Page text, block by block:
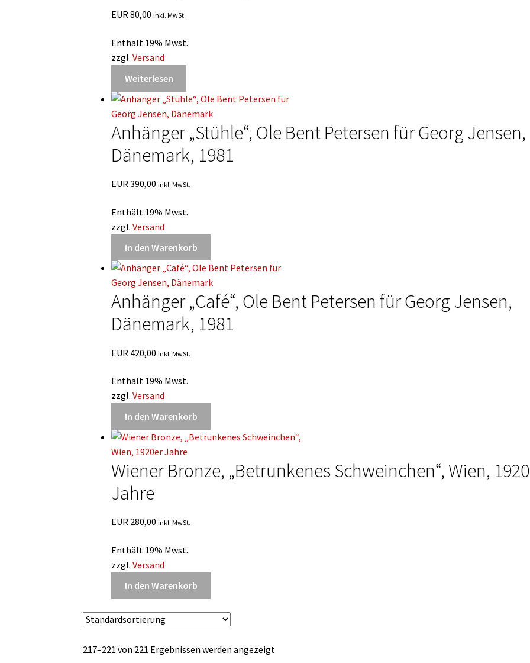
EUR80,00 inkl. MwSt.
Enthält 19% Mwst.
zzgl.Versand
Weiterlesen
Anhänger „Stühle“, Ole Bent Petersen für Georg Jensen,
Dänemark, 1981
EUR390,00 inkl. MwSt.
Enthält 19% Mwst.
zzgl.Versand
In den Warenkorb
Anhänger „Café“, Ole Bent Petersen für Georg Jensen,
Dänemark, 1981
EUR 420,00 inkl. MwSt.
Enthält 19% Mwst.
zzgl.Versand
In den Warenkorb
Wiener Bronze, „Betrunkenes Schweinchen“, Wien,
Jahre
EUR 280,00 inkl. MwSt.
Enthält 19% Mwst.
zzgl.Versand
In den Warenkorb
217–221 von 221 Ergebnissen werden angezeigt